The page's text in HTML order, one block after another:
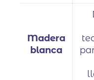
Madera
blanca